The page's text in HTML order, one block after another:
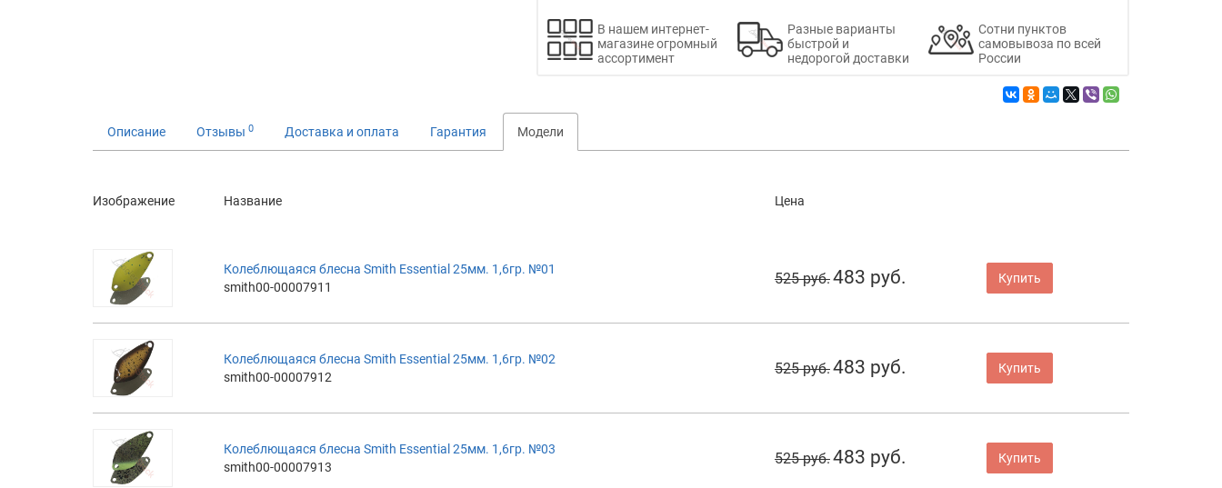
В нашем интернет-
магазине огромный
ассортимент
Разные варианты
быстрой и
недорогой доставки
Сотни пунктов
самовывоза по всей
России
Описание Отзывы 0 Доставка и оплата Гарантия Модели
Изображение Название Цена
Колеблющаяся блесна Smith Essential 25мм. 1,6гр. №01
smith00-00007911
525 руб.483 руб. Купить
Колеблющаяся блесна Smith Essential 25мм. 1,6гр. №02
smith00-00007912
525 руб.483 руб. Купить
Колеблющаяся блесна Smith Essential 25мм. 1,6гр. №03
smith00-00007913
525 руб.483 руб. Купить